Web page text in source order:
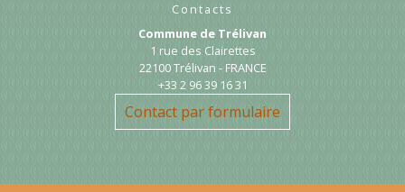
Contacts
Commune de Trélivan
1 rue des Clairettes
22100 Trélivan - FRANCE
+33 2 96 39 16 31
Contact par formulaire